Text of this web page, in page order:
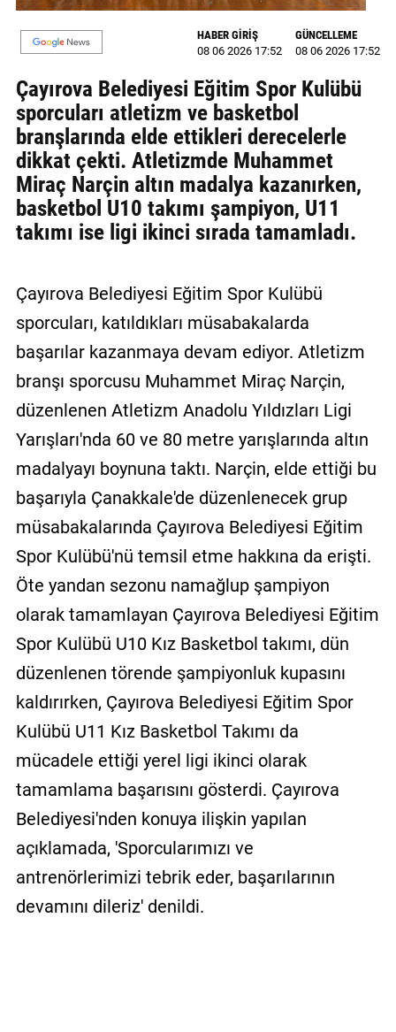
ULAŞIN
İletişim
Gizlilik
Politikası
HABER GİRİŞ
08 06 2026 17:52
GÜNCELLEME
08 06 2026 17:52
Çayırova Belediyesi Eğitim Spor Kulübü
sporcuları atletizm ve basketbol
branşlarında elde ettikleri derecelerle
dikkat çekti. Atletizmde Muhammet
Miraç Narçin altın madalya kazanırken,
basketbol U10 takımı şampiyon, U11
takımı ise ligi ikinci sırada tamamladı.
Çayırova Belediyesi Eğitim Spor Kulübü
sporcuları, katıldıkları müsabakalarda
başarılar kazanmaya devam ediyor. Atletizm
branşı sporcusu Muhammet Miraç Narçin,
düzenlenen Atletizm Anadolu Yıldızları Ligi
Yarışları'nda 60 ve 80 metre yarışlarında altın
madalyayı boynuna taktı. Narçin, elde ettiği bu
başarıyla Çanakkale'de düzenlenecek grup
müsabakalarında Çayırova Belediyesi Eğitim
Spor Kulübü'nü temsil etme hakkına da erişti.
Öte yandan sezonu namağlup şampiyon
olarak tamamlayan Çayırova Belediyesi Eğitim
Spor Kulübü U10 Kız Basketbol takımı, dün
düzenlenen törende şampiyonluk kupasını
kaldırırken, Çayırova Belediyesi Eğitim Spor
Kulübü U11 Kız Basketbol Takımı da
mücadele ettiği yerel ligi ikinci olarak
tamamlama başarısını gösterdi. Çayırova
Belediyesi'nden konuya ilişkin yapılan
açıklamada, 'Sporcularımızı ve
antrenörlerimizi tebrik eder, başarılarının
devamını dileriz' denildi.